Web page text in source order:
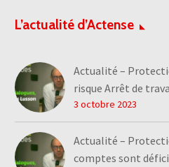
L’actualité d’Actense
Actualité –
risque Arrêt de
3 octobre 2023
Actualité –
comptes sont